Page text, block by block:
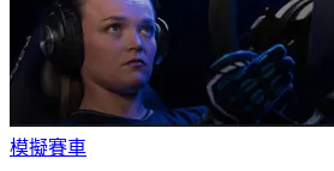
模擬賽車